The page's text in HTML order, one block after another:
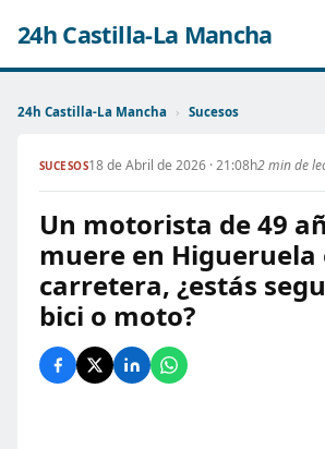
24h Castilla-La Mancha
24h Castilla-La Mancha › Sucesos
SUCESOS18 de Abril de 2026 · 21:08h2 min de
Un motorista de 49
muere en Higueruela
carretera, ¿estás
bici o moto?